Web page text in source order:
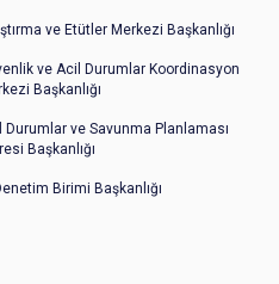
ve Etütler Merkezi Başkanlığı
ve Acil Durumlar Koordinasyon
Başkanlığı
Durumlar ve Savunma Planlaması
Başkanlığı
Birimi Başkanlığı